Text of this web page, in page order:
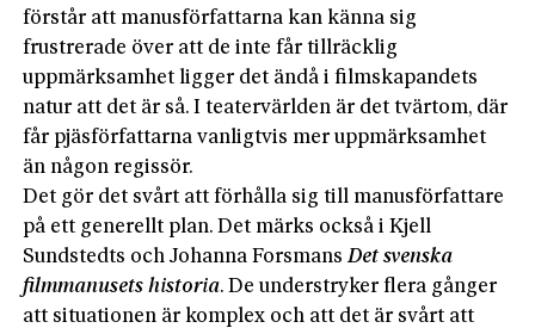
förstår att manusförfattarna kan känna sig
frustrerade över att de inte får tillräcklig
uppmärksamhet ligger det ändå i filmskapandets
natur att det är så. I teatervärlden är det tvärtom, där
får pjäsförfattarna vanligtvis mer uppmärksamhet
än någon regissör.
Det gör det svårt att förhålla sig till manusförfattare
på ett generellt plan. Det märks också i Kjell
Sundstedts och Johanna ForsmansDet svenska
filmmanusets historia. De understryker flera gånger
att situationen är komplex och att det är svårt att